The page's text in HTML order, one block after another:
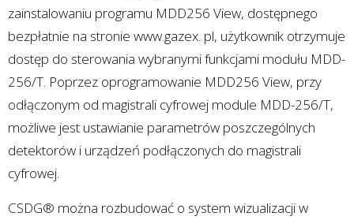
zainstalowaniu programu MDD256 View, dostępnego
bezpłatnie na stronie www.gazex. pl, użytkownik otrzymuje
dostęp do sterowania wybranymi funkcjami modułu MDD-
256/T. Poprzez oprogramowanie MDD256 View, przy
odłączonym od magistrali cyfrowej module MDD-256/T,
możliwe jest ustawianie parametrów poszczególnych
detektorów i urządzeń podłączonych do magistrali
cyfrowej.
CSDG® można rozbudować o system wizualizacji w